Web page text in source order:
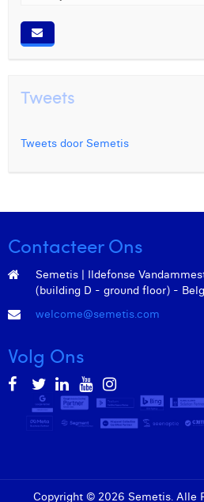
Tweets
Tweets door Semetis
Contacteer Ons
Semetis | Ildefonse
(building D - ground floor) -
welcome@semetis.com
Volg Ons
Copyright © 2026 Semetis. Alle